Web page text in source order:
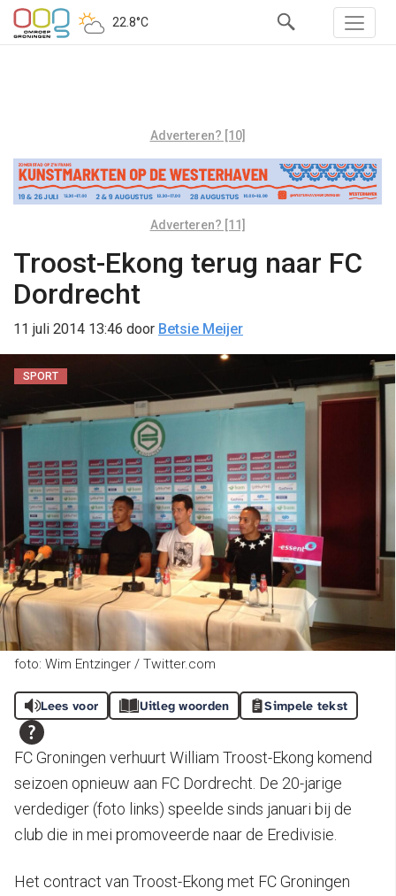
22.8°C
Adverteren? [10]
Adverteren? [11]
Troost-Ekong terug naar FC
Dordrecht
11 juli 2014 13:46 door Betsie Meijer
SPORT
foto: Wim Entzinger / Twitter.com
Lees voor Uitleg woorden Simpele tekst
FC Groningen verhuurt William Troost-Ekong komend
seizoen opnieuw aan FC Dordrecht. De 20-jarige
verdediger (foto links) speelde sinds januari bij de
club die in mei promoveerde naar de Eredivisie.
Het contract van Troost-Ekong met FC Groningen